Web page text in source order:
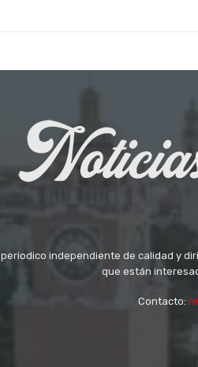
independiente de calidad y
que están
Contacto: